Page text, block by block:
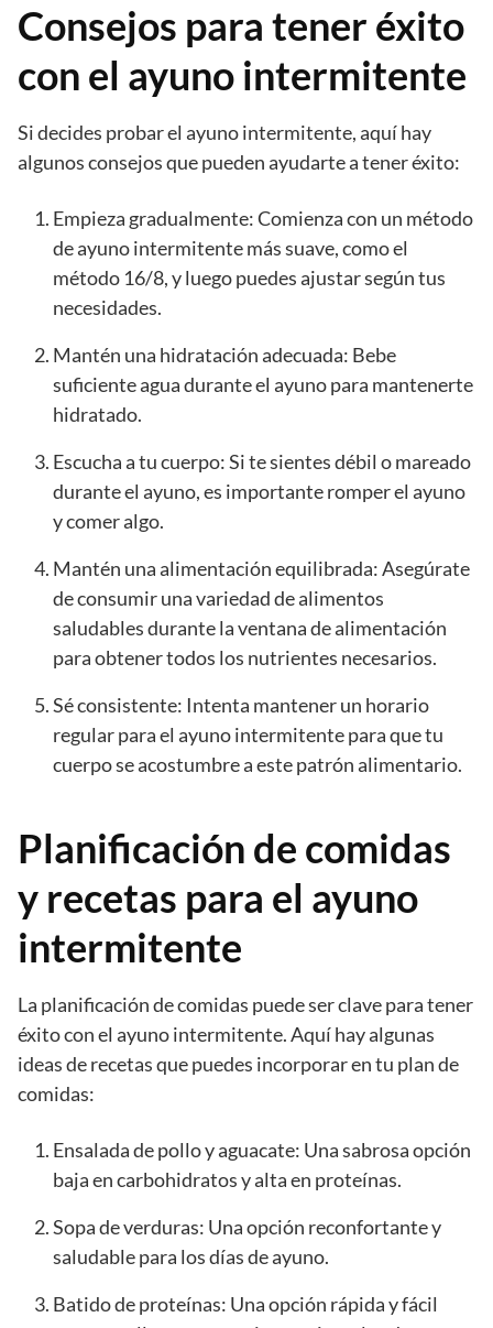
Consejos para tener éxito
con el ayuno intermitente
Si decides probar el ayuno intermitente, aquí hay
algunos consejos que pueden ayudarte a tener éxito:
Empieza gradualmente: Comienza con un método
de ayuno intermitente más suave, como el
método 16/8, y luego puedes ajustar según tus
necesidades.
Mantén una hidratación adecuada: Bebe
suficiente agua durante el ayuno para mantenerte
hidratado.
Escucha a tu cuerpo: Si te sientes débil o mareado
durante el ayuno, es importante romper el ayuno
y comer algo.
Mantén una alimentación equilibrada: Asegúrate
de consumir una variedad de alimentos
saludables durante la ventana de alimentación
para obtener todos los nutrientes necesarios.
Sé consistente: Intenta mantener un horario
regular para el ayuno intermitente para que tu
cuerpo se acostumbre a este patrón alimentario.
Planificación de comidas
y recetas para el ayuno
intermitente
La planificación de comidas puede ser clave para tener
éxito con el ayuno intermitente. Aquí hay algunas
ideas de recetas que puedes incorporar en tu plan de
comidas:
Ensalada de pollo y aguacate: Una sabrosa opción
baja en carbohidratos y alta en proteínas.
Sopa de verduras: Una opción reconfortante y
saludable para los días de ayuno.
Batido de proteínas: Una opción rápida y fácil